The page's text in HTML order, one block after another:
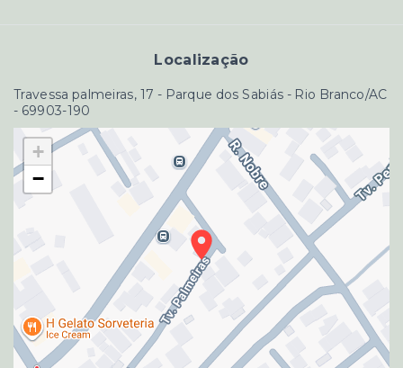
Localização
Travessa palmeiras, 17 - Parque dos Sabiás - Rio Branco/AC
- 69903-190
+
−